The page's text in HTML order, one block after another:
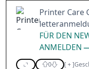
Printer Care
FÜR DEN
ANMELDEN
0 [+]